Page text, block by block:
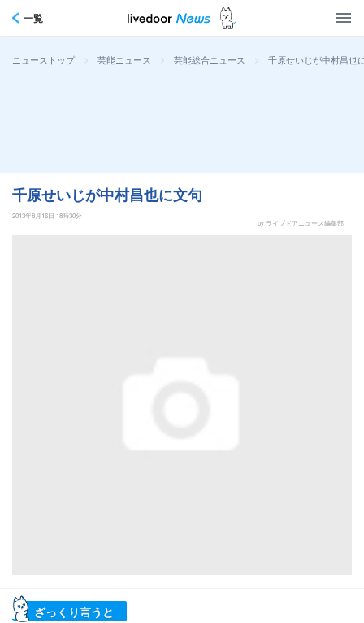
一覧
ニューストップ > 芸能ニュース > 芸能総合ニュース > 千原せいじが中村昌也
千原せいじが中村昌也に文句
2013年8月16日 18時30分
by ライブドアニュース編集部
ざっくり言うと